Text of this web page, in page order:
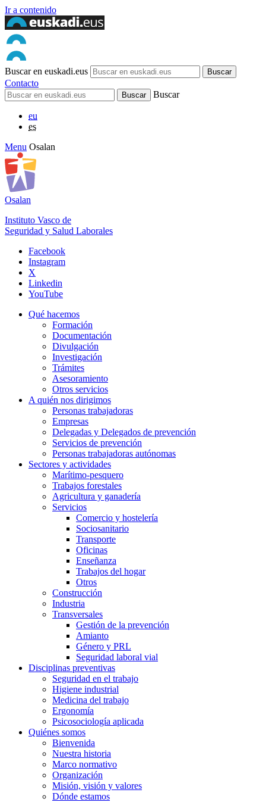
Ir a contenido
Buscar en euskadi.eus
Contacto
Buscar
eu
es
Menu Osalan
Osalan
Instituto Vasco de
Seguridad y Salud Laborales
Facebook
Instagram
X
Linkedin
YouTube
Qué hacemos
Formación
Documentación
Divulgación
Investigación
Trámites
Asesoramiento
Otros servicios
A quién nos dirigimos
Personas trabajadoras
Empresas
Delegadas y Delegados de prevención
Servicios de prevención
Personas trabajadoras autónomas
Sectores y actividades
Marítimo-pesquero
Trabajos forestales
Agricultura y ganadería
Servicios
Comercio y hostelería
Sociosanitario
Transporte
Oficinas
Enseñanza
Trabajos del hogar
Otros
Construcción
Industria
Transversales
Gestión de la prevención
Amianto
Género y PRL
Seguridad laboral vial
Disciplinas preventivas
Seguridad en el trabajo
Higiene industrial
Medicina del trabajo
Ergonomía
Psicosociología aplicada
Quiénes somos
Bienvenida
Nuestra historia
Marco normativo
Organización
Misión, visión y valores
Dónde estamos